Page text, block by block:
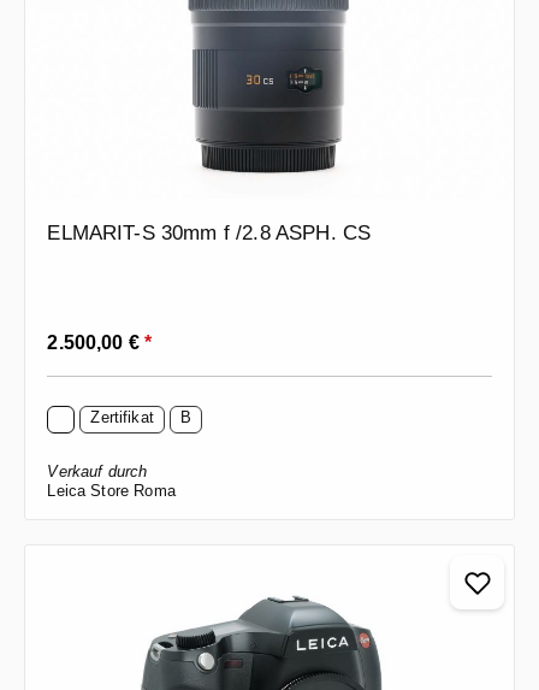
ELMARIT-S 30mm f /2.8 ASPH. CS
Regulärer Preis:
2.500,00 €*
Zertifikat B
Verkauf durch
Leica Store Roma